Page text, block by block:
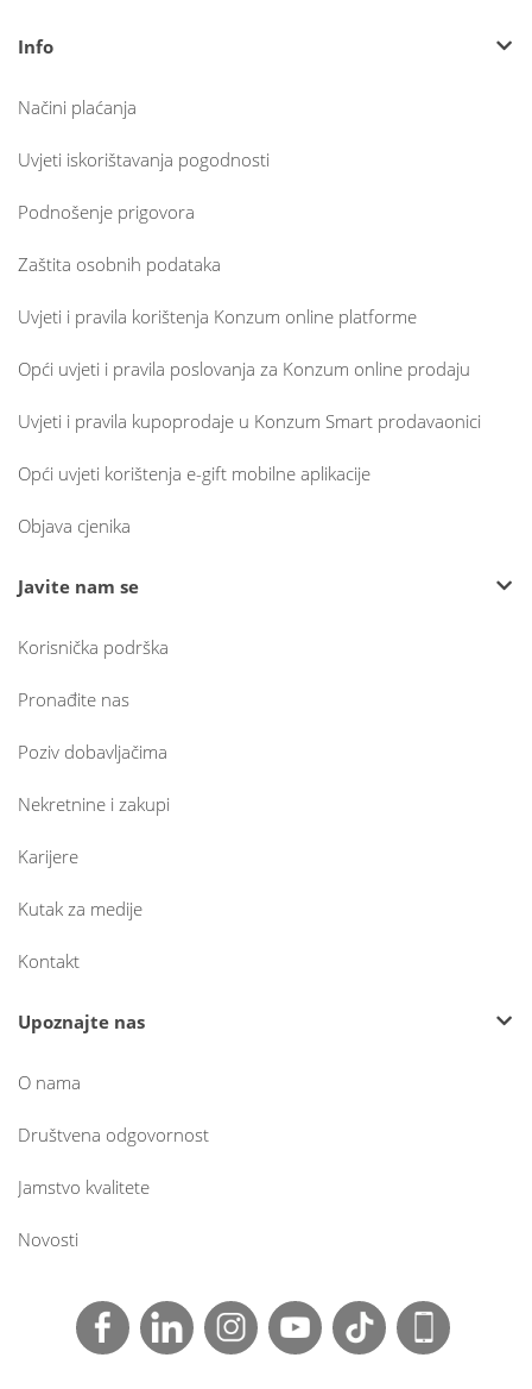
Info
Načini plaćanja
Uvjeti iskorištavanja pogodnosti
Podnošenje prigovora
Zaštita osobnih podataka
Uvjeti i pravila korištenja Konzum online platforme
Opći uvjeti i pravila poslovanja za Konzum online prodaju
Uvjeti i pravila kupoprodaje u Konzum Smart prodavaonici
Opći uvjeti korištenja e-gift mobilne aplikacije
Objava cjenika
Javite nam se
Korisnička podrška
Pronađite nas
Poziv dobavljačima
Nekretnine i zakupi
Karijere
Kutak za medije
Kontakt
Upoznajte nas
O nama
Društvena odgovornost
Jamstvo kvalitete
Novosti